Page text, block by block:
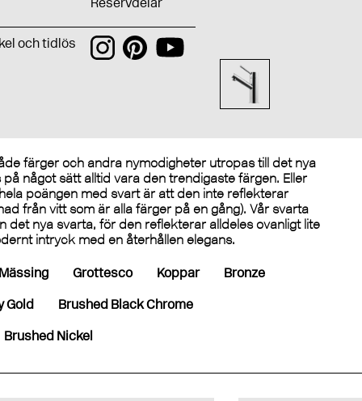
och tidlös
färger och andra nymodigheter utropas till det nya
något sätt alltid vara den trendigaste färgen. Eller
poängen med svart är att den inte reflekterar
från vitt som är alla färger på en gång). Vår svarta
det nya svarta, för den reflekterar alldeles ovanligt lite
intryck med en återhållen elegans.
Mässing Grottesco Koppar Bronze
Gold Brushed Black Chrome
Brushed Nickel